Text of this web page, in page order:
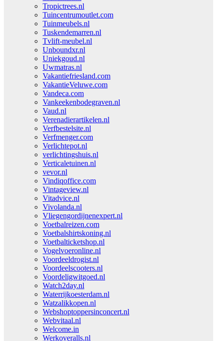
Tropictrees.nl
Tuincentrumoutlet.com
Tuinmeubels.nl
Tuskendemarren.nl
Tvlift-meubel.nl
Unboundxr.nl
Uniekgoud.nl
Uwmatras.nl
Vakantiefriesland.com
VakantieVeluwe.com
Vandeca.com
Vankeekenbodegraven.nl
Vaud.nl
Verenadierartikelen.nl
Verfbestelsite.nl
Verfmenger.com
Verlichtepot.nl
verlichtingshuis.nl
Verticaletuinen.nl
vevor.nl
Vindiqoffice.com
Vintageview.nl
Vitadvice.nl
Vivolanda.nl
Vliegengordijnenexpert.nl
Voetbalreizen.com
Voetbalshirtskoning.nl
Voetbalticketshop.nl
Vogelvoeronline.nl
Voordeeldrogist.nl
Voordeelscooters.nl
Voordeligwitgoed.nl
Watch2day.nl
Waterrijkoesterdam.nl
Watzalikkopen.nl
Webshoptoppersinconcert.nl
Webvitaal.nl
Welcome.in
Werkoveralls.nl